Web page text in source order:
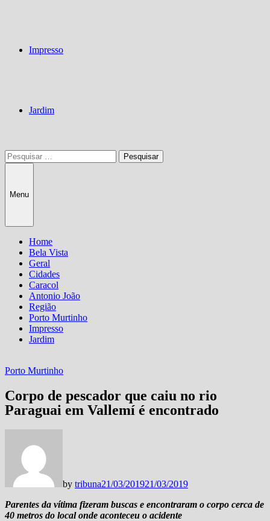
Impresso
Jardim
Pesquisar
por:
Menu
Home
Bela Vista
Geral
Cidades
Caracol
Antonio João
Região
Porto Murtinho
Impresso
Jardim
Porto Murtinho
Corpo de pescador que caiu no rio
Paraguai em Vallemí é encontrado
by tribuna21/03/201921/03/2019
Parentes da vítima fizeram buscas e encontraram o corpo cerca de
40 metros do local onde aconteceu o acidente